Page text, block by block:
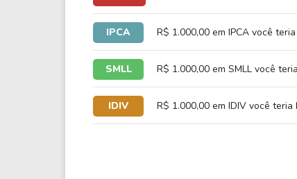
IPCA R$ 1.000,00 em IPCA você teria
SMLL R$ 1.000,00 em SMLL você teria
IDIV R$ 1.000,00 em IDIV você teria